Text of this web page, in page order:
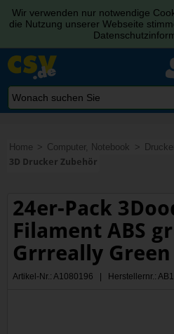
Wir verwenden nur notwendige
die Nutzung unserer Webseite
Home Computer, Notebook
3D Drucker Zubehör
24er-Pack
Filament ABS
Grrreally Green
Artikel-Nr.: A1080196 | Herstellernr.: